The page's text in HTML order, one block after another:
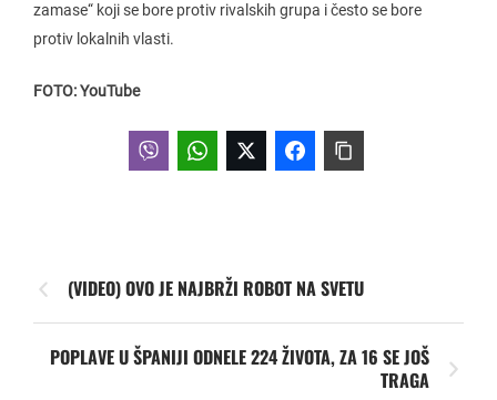
zamase“ koji se bore protiv rivalskih grupa i često se bore
protiv lokalnih vlasti.
FOTO: YouTube
(VIDEO) OVO JE NAJBRŽI ROBOT NA SVETU
POPLAVE U ŠPANIJI ODNELE 224 ŽIVOTA, ZA 16 SE JOŠ
TRAGA